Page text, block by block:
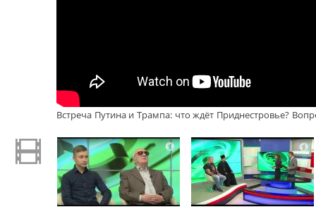
Встреча Путина и Трампа: что ждёт Приднестровье?